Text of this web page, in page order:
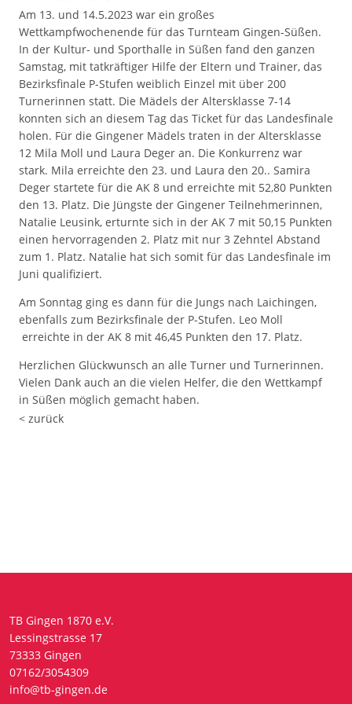
Am 13. und 14.5.2023 war ein großes
Wettkampfwochenende für das Turnteam Gingen-Süßen.
In der Kultur- und Sporthalle in Süßen fand den ganzen
Samstag, mit tatkräftiger Hilfe der Eltern und Trainer, das
Bezirksfinale P-Stufen weiblich Einzel mit über 200
Turnerinnen statt. Die Mädels der Altersklasse 7-14
konnten sich an diesem Tag das Ticket für das Landesfinale
holen. Für die Gingener Mädels traten in der Altersklasse
12 Mila Moll und Laura Deger an. Die Konkurrenz war
stark. Mila erreichte den 23. und Laura den 20.. Samira
Deger startete für die AK 8 und erreichte mit 52,80 Punkten
den 13. Platz. Die Jüngste der Gingener Teilnehmerinnen,
Natalie Leusink, erturnte sich in der AK 7 mit 50,15 Punkten
einen hervorragenden 2. Platz mit nur 3 Zehntel Abstand
zum 1. Platz. Natalie hat sich somit für das Landesfinale im
Juni qualifiziert.
Am Sonntag ging es dann für die Jungs nach Laichingen,
ebenfalls zum Bezirksfinale der P-Stufen. Leo Moll
erreichte in der AK 8 mit 46,45 Punkten den 17. Platz.
Herzlichen Glückwunsch an alle Turner und Turnerinnen.
Vielen Dank auch an die vielen Helfer, die den Wettkampf
in Süßen möglich gemacht haben.
< zurück
TB Gingen 1870 e.V.
Lessingstrasse 17
73333 Gingen
07162/3054309
info@tb-gingen.de